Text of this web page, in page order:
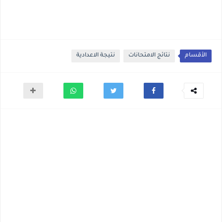
الأقسام نتائج الامتحانات نتيجة الاعدادية